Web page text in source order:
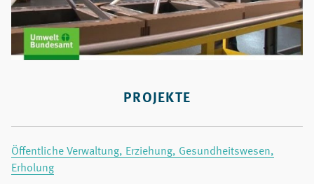
PROJEKTE
Öffentliche Verwaltung, Erziehung, Gesundheitswesen,
Erholung